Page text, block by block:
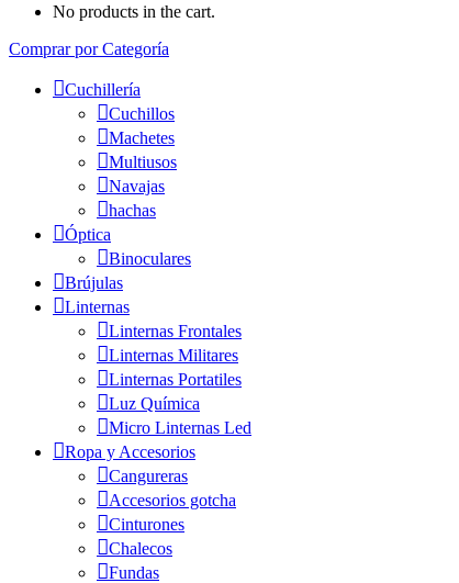
No products in the cart.
Comprar por Categoría
Cuchillería
Cuchillos
Machetes
Multiusos
Navajas
hachas
Óptica
Binoculares
Brújulas
Linternas
Linternas Frontales
Linternas Militares
Linternas Portatiles
Luz Química
Micro Linternas Led
Ropa y Accesorios
Cangureras
Accesorios gotcha
Cinturones
Chalecos
Fundas